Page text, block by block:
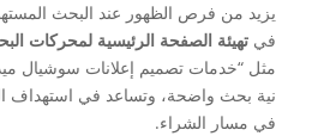
يزيد من فرص الظهور عند البحث
في تهيئة الصفحة الرئيسية لمحركات
مثل “خدمات تصميم إعلانات سوشيال
نية بحث واضحة، وتساعد في استهداف
في مسار الشراء.